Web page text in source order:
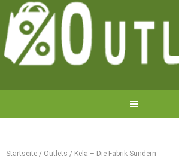
Startseite / Outlets / Kela – Die Fabrik Sundern